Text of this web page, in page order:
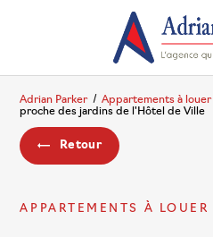
Adrian Parker Appartements à louer
proche des jardins de l'Hôtel de Ville
Retour
APPARTEMENTS À LOUER